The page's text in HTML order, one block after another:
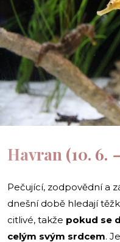
Havran (10. 6.
Pečující, zodpovědní a
dnešní době hledají
citlivé, takže pokud se
celým svým srdcem.